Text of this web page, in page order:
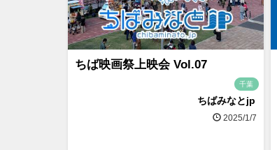
ちば映画祭上映会 Vol.07
千葉
ちばみなとjp
2025/1/7